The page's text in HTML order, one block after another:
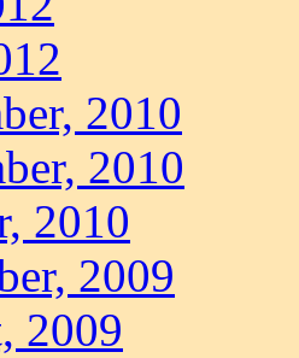
2010
2010
2010
2009
2009